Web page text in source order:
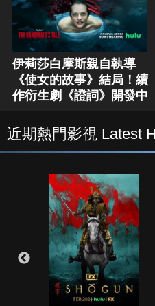
伊莉莎白摩斯親自執導
《使女的故事》結局！續
作衍生劇《證詞》開發中
近期熱門影視 Latest